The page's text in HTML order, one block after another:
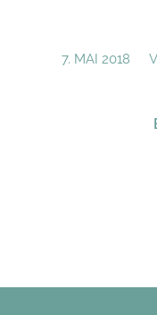
7. MAI 2018
/